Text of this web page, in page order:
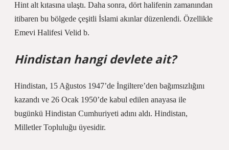
Hint alt kıtasına ulaştı. Daha sonra, dört halifenin zamanından
itibaren bu bölgede çeşitli İslami akınlar düzenlendi. Özellikle
Emevi Halifesi Velid b.
Hindistan hangi devlete ait?
Hindistan, 15 Ağustos 1947’de İngiltere’den bağımsızlığını
kazandı ve 26 Ocak 1950’de kabul edilen anayasa ile
bugünkü Hindistan Cumhuriyeti adını aldı. Hindistan,
Milletler Topluluğu üyesidir.